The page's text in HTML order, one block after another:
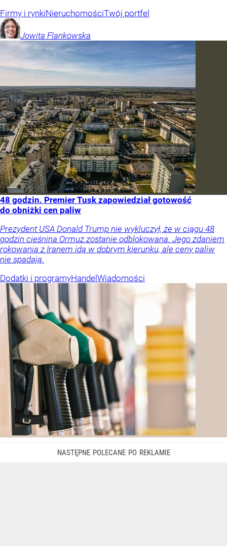
Firmy i rynkiNieruchomościTwój portfel
Jowita Flankowska
48 godzin. Premier Tusk zapowiedział gotowość
do obniżki cen paliw
Prezydent USA Donald Trump nie wykluczył, że w ciągu 48
godzin cieśnina Ormuz zostanie odblokowana. Jego zdaniem
rokowania z Iranem idą w dobrym kierunku, ale ceny paliw
nie spadają.
Dodatki i programyHandelWiadomości